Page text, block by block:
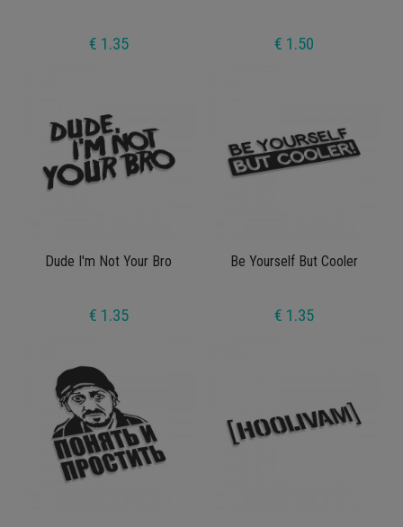
€ 1.35 € 1.50
Dude I'm Not Your Bro
€ 1.35
Be Yourself But Cooler
€ 1.35